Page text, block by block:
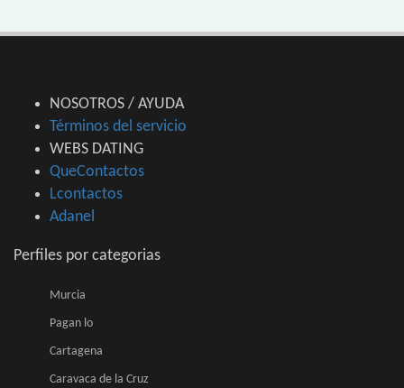
NOSOTROS / AYUDA
Términos del servicio
WEBS DATING
QueContactos
Lcontactos
Adanel
Perfiles por categorias
Murcia
Pagan lo
Cartagena
Caravaca de la Cruz